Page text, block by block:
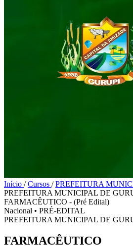
Início / Cursos / PREFEITURA
PREFEITURA MUNICIPAL DE
FARMACÊUTICO - (Pré Edital)
Nacional • PRÉ-EDITAL
PREFEITURA MUNICIPAL DE
FARMACÊUTICO